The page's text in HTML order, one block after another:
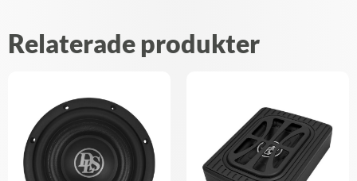
Relaterade produkter